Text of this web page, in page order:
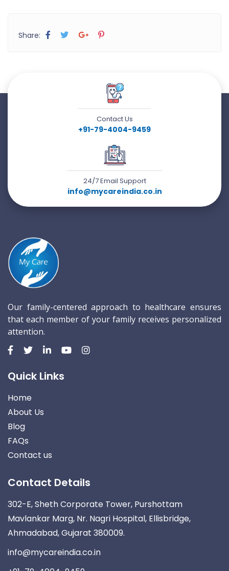
Share:
Contact Us
+91-79-4004-9459
24/7 Email Support
info@mycareindia.co.in
Our family-centered approach to healthcare ensures
that each member of your family receives personalized
attention.
Quick Links
Home
About Us
Blog
FAQs
Contact us
Contact Details
302-E, Sheth Corporate Tower, Purshottam
Mavlankar Marg, Nr. Nagri Hospital, Ellisbridge,
Ahmadabad, Gujarat 380009.
info@mycareindia.co.in